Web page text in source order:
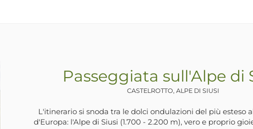
Passeggiata in riva al Lago di
ULTIMO, , SANTA VALPURGA
La Val d'Ultimo è stata interessata negli anni ‘60 da
realizzazione di opere idroelettriche. Lungo la valle sono